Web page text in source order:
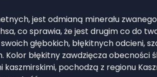
jest odmianą minerału
co sprawia, że jest drugim co do
głębokich, błękitnych odcieni,
błękitny zawdzięcza obecności
pochodzą z regionu